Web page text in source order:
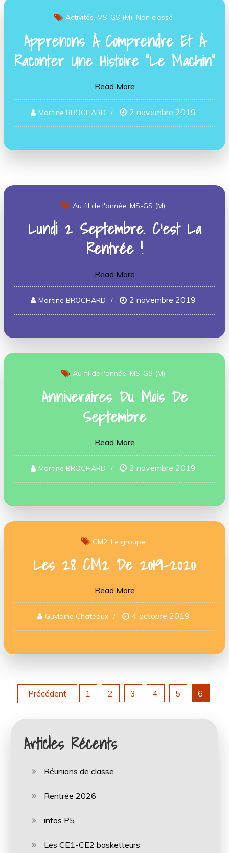
Activités MS-GS (M) Non classé
Apprenons À Comprendre Et À
Raconter Une Histoire “Le Machin”
Read More
Martine BROCHARD 2 novembre 2019
Au fil de l'année MS-GS (M)
Lundi 2 Septembre. C’est La
Rentrée !
Read More
Martine BROCHARD 2 novembre 2019
Au fil de l'année MS-GS (M)
Anniveraires Du Mois De
Septembre
Read More
Martine BROCHARD 2 novembre 2019
CM2 Le groupe
Les 28 CM2 De 2019-2020
Read More
Guylaine Chateaux 4 octobre 2019
Pagination
des
publications
Précédent 1 2 3 4 5 6
Articles Récents
Réunions de classe
Rentrée 2026
infos P5
Les CE1-CE2 basketteurs